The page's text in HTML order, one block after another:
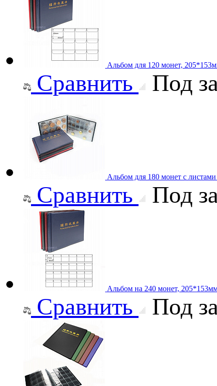
Альбом для 120 монет,
Сравнить Под
Альбом для 180 монет с
Сравнить Под
Альбом на 240 монет,
Сравнить Под